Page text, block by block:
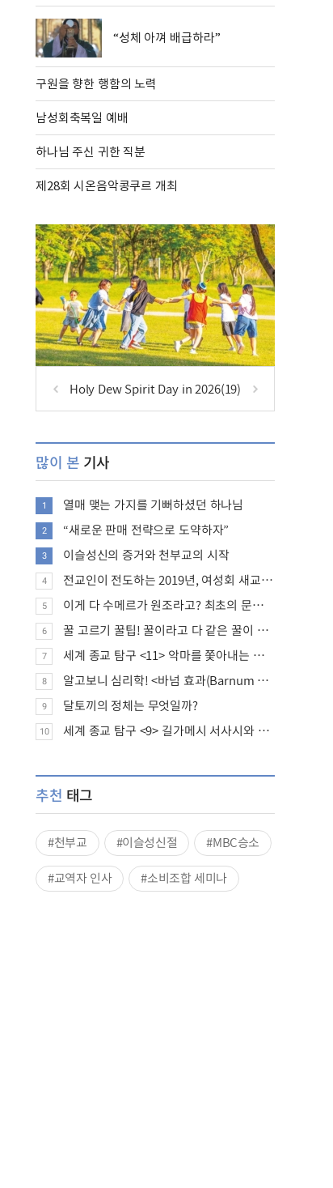
“성체 아껴 배급하라”
구원을 향한 행함의 노력
남성회축복일 예배
하나님 주신 귀한 직분
제28회 시온음악콩쿠르 개최
Holy Dew Spirit Day in 2026(19)
많이 본 기사
1 열매 맺는 가지를 기뻐하셨던 하나님
2 “새로운 판매 전략으로 도약하자”
3 이슬성신의 증거와 천부교의 시작
4 전교인이 전도하는 2019년, 여성회 새교인 증가 추세
5 이게 다 수메르가 원조라고? 최초의 문명, 수메르는 어떤 문명이었을까?
6 꿀 고르기 꿀팁! 꿀이라고 다 같은 꿀이 아니다!
7 세계 종교 탐구 <11> 악마를 쫓아내는 의식의 뿌리에 대하여
8 알고보니 심리학! <바넘 효과(Barnum effect)>
9 달토끼의 정체는 무엇일까?
10 세계 종교 탐구 <9> 길가메시 서사시와 성경에 대하여
추천 태그
#천부교 #이슬성신절
#MBC승소
#교역자 인사
#소비조합 세미나